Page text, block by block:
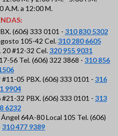
A.M. a 12:00 M.
(606) 333 0101 - 310 830 5302
105-42 Cel.310 280 6605
20 #12-32 Cel.320 955 9031
56 Tel. (606) 322 3868 - 310 856
#11-05 PBX. (606) 333 0101 - 316
9904
#21-32 PBX. (606) 333 0101 - 313
6232
64A-80 Local 105 Tel. (606)
310 477 9389